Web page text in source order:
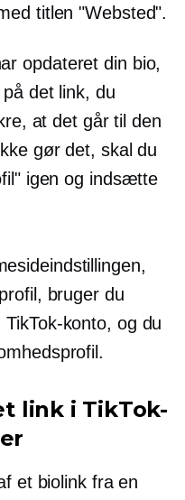
titlen "Websted".
opdateret din bio,
det link, du
at det går til den
gør det, skal du
igen og indsætte
bruger du
konto, og du
link i TikTok-
et biolink fra en